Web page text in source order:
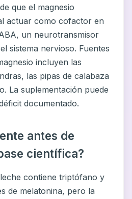
que el magnesio
actuar como cofactor en
un neurotransmisor
sistema nervioso. Fuentes
incluyen las
las pipas de calabaza
La suplementación puede
documentado.
antes de
científica?
contiene triptófano y
de melatonina, pero la